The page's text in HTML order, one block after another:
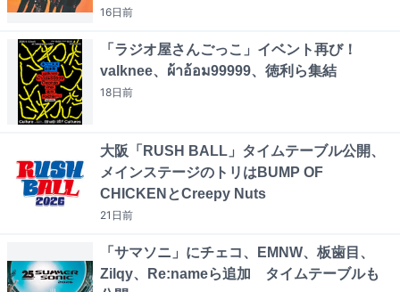
16日前
「ラジオ屋さんごっこ」イベント再び！
valknee、ผ้าอ้อม99999、徳利ら集結
18日前
大阪「RUSH BALL」タイムテーブル公開、
メインステージのトリはBUMP OF
CHICKENとCreepy Nuts
21日前
「サマソニ」にチェコ、EMNW、板歯目、
Zilqy、Re:nameら追加 タイムテーブルも